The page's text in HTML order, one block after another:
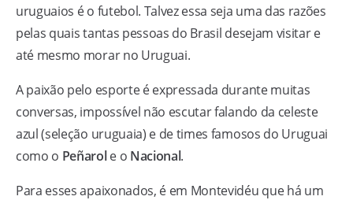
uruguaios é o futebol. Talvez essa seja uma das razões
pelas quais tantas pessoas do Brasil desejam visitar e
até mesmo morar no Uruguai.
A paixão pelo esporte é expressada durante muitas
conversas, impossível não escutar falando da celeste
azul (seleção uruguaia) e de times famosos do Uruguai
como o Peñarole o Nacional.
Para esses apaixonados, é em Montevidéu que há um